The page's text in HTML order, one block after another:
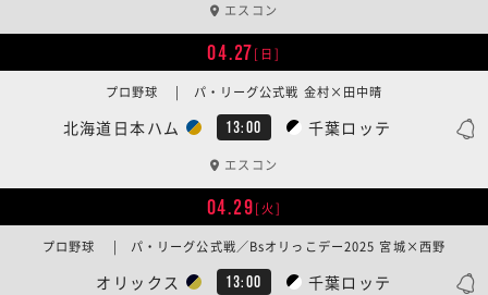
エスコン
04.27[日]
北海道日本ハム 13:00 千葉ロッテ
プロ野球 | パ・リーグ公式戦 金村×田中晴
エスコン
04.29[火]
オリックス 13:00 千葉ロッテ
プロ野球 | パ・リーグ公式戦／Bsオリっこデー2025 宮城×西野